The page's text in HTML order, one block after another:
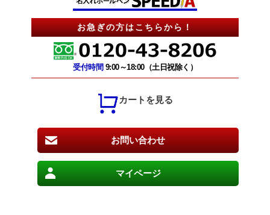
お急ぎの方はこちらから！
受付時間 9:00～18:00（土日祝除く）
カートを見る
お問い合わせ
マイページ